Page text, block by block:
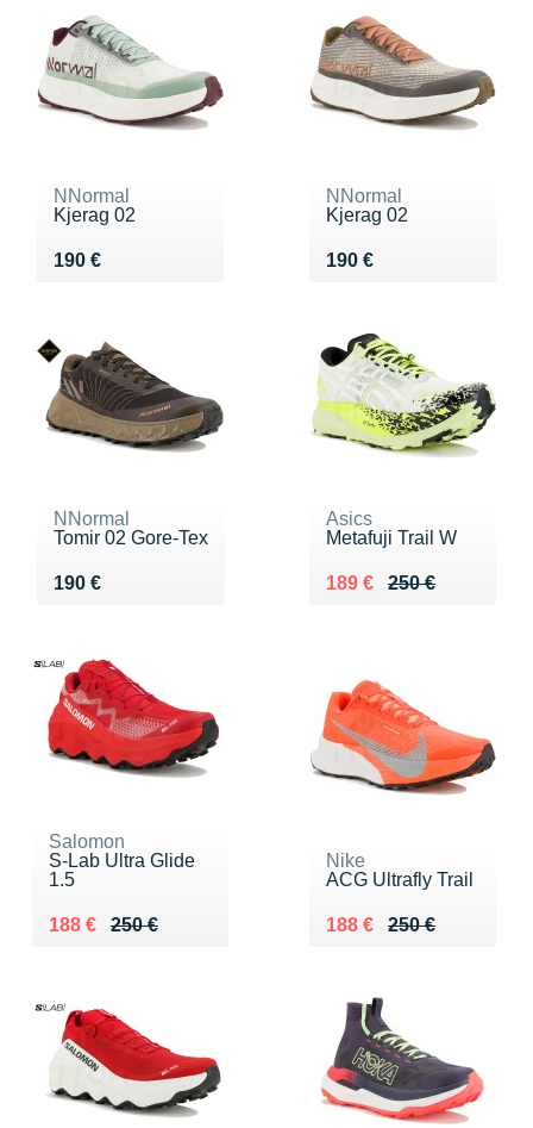
NNormal
Kjerag 02
190 €
Vendu 190 €
NNormal
Kjerag 02
190 €
Vendu 190 €
NNormal
Tomir 02 Gore-Tex
190 €
Vendu 190 €
Asics
Metafuji Trail W
250 €
Au lieu de 250 €
189 €
Vendu 189 €
Salomon
S-Lab Ultra Glide
1.5
250 €
Au lieu de 250 €
188 €
Vendu 188 €
Nike
ACG Ultrafly Trail
250 €
Au lieu de 250 €
188 €
Vendu 188 €